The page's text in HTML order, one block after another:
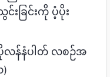
င်းခြင်းကို ပံ့ပိုး
လန်နံပါတ် လစဉ်အ
)